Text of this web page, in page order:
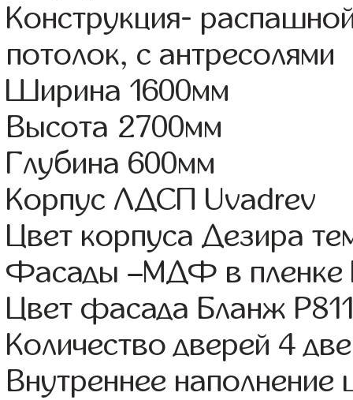
Конструкция-
потолок, с антресолями
Ширина 1600мм
Высота 2700мм
Глубина 600мм
Корпус ЛДСП Uvadrev
Цвет корпуса Дезира
Фасады –МДФ в пленке
Цвет фасада Бланж
Количество дверей 4
Внутреннее